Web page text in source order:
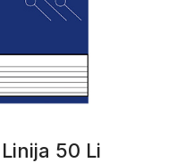
50 Li